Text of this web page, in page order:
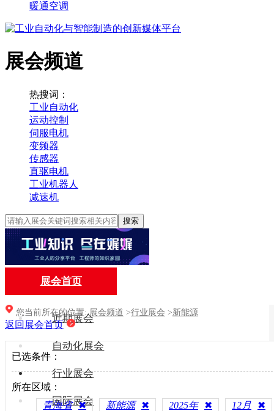
暖通空调
展会频道
热搜词：
工业自动化
运动控制
伺服电机
变频器
传感器
直驱电机
工业机器人
减速机
搜索
展会首页
近期展会
自动化展会
行业展会
国际展会
您当前所在的位置: 展会频道 >行业展会 >新能源
返回展会首页
已选条件：
青海省 ✖ 新能源 ✖ 2025年 ✖ 12月 ✖
所在区域：